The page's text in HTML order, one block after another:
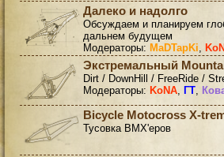
Далеко и надолго
Обсуждаем и планируем
дальнем будущем
Модераторы: MaDTapKi,
Экстремальный
Dirt / DownHill / FreeRide /
Модераторы: KoNA, ГТ,
Bicycle Motocross X-
Тусовка BMX'еров